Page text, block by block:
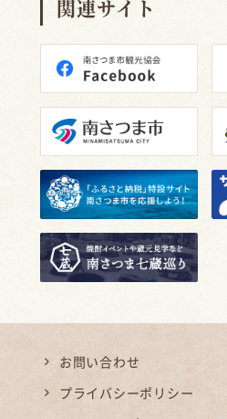
関連サイト
お問い合わせ
プライバシーポリシー